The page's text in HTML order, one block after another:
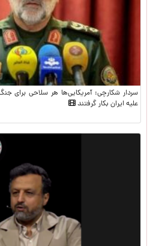
سردار شکارچی: آمریکایی‌ها هر سلاحی برای
علیه ایران بکار گرفتند